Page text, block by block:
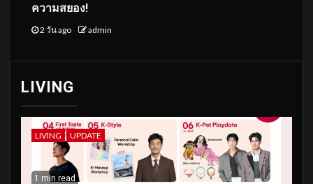
ความสยอง!
2 วัน ago admin
LIVING
LIVING UPDATE
1 min read